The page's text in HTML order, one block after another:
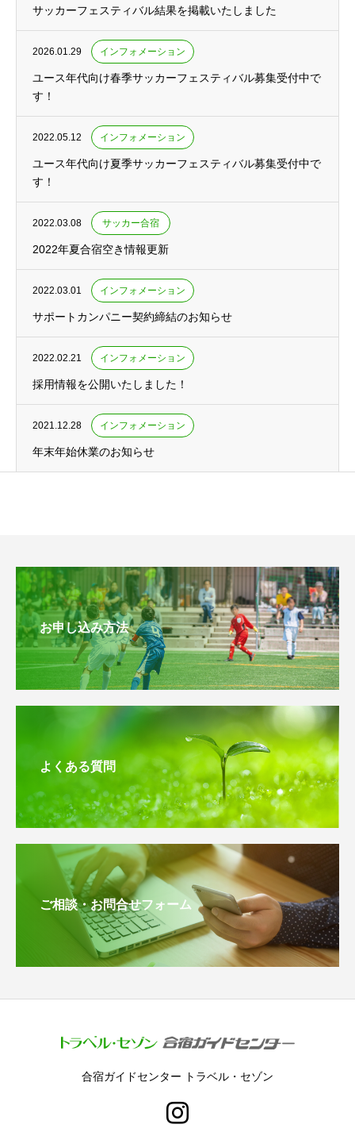
サッカーフェスティバル結果を掲載いたしました
2026.01.29 インフォメーション
ユース年代向け春季サッカーフェスティバル募集受付中で
す！
2022.05.12 インフォメーション
ユース年代向け夏季サッカーフェスティバル募集受付中で
す！
2022.03.08 サッカー合宿
2022年夏合宿空き情報更新
2022.03.01 インフォメーション
サポートカンパニー契約締結のお知らせ
2022.02.21 インフォメーション
採用情報を公開いたしました！
2021.12.28 インフォメーション
年末年始休業のお知らせ
お申し込み方法
よくある質問
ご相談・お問合せフォーム
合宿ガイドセンター トラベル・セゾン